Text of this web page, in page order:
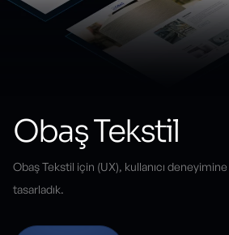
Obaş Tekstil
Obaş Tekstil için (UX), kullanıcı
tasarladık.